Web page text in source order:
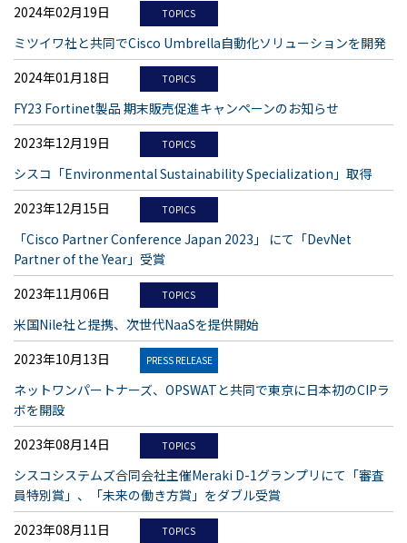
2024年02月19日
TOPICS
ミツイワ社と共同でCisco Umbrella自動化ソリューションを開発
2024年01月18日
TOPICS
FY23 Fortinet製品 期末販売促進キャンペーンのお知らせ
2023年12月19日
TOPICS
シスコ「Environmental Sustainability Specialization」取得
2023年12月15日
TOPICS
「Cisco Partner Conference Japan 2023」 にて「DevNet
Partner of the Year」受賞
2023年11月06日
TOPICS
米国Nile社と提携、次世代NaaSを提供開始
2023年10月13日
PRESS RELEASE
ネットワンパートナーズ、OPSWATと共同で東京に日本初のCIPラ
ボを開設
2023年08月14日
TOPICS
シスコシステムズ合同会社主催Meraki D-1グランプリにて「審査
員特別賞」、「未来の働き方賞」をダブル受賞
2023年08月11日
TOPICS